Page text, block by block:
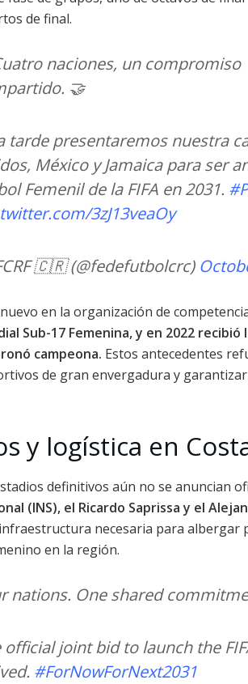
de final.
naciones, un compromiso
🤝
tarde presentaremos nuestra
México y Jamaica para ser
Femenil de la FIFA en 2031.
3zJ13veaOy
🇨🇷 (@fedefutbolcrc)
en la organización de
Sub-17 Femenina, y en 2022
campeona. Estos antecedentes
de gran envergadura y
y logística en
definitivos aún no se anuncian
(INS), el Ricardo Saprissa y el
necesaria para albergar
en la región.
nations. One shared
official joint bid to launch the
#ForNowForNext2031